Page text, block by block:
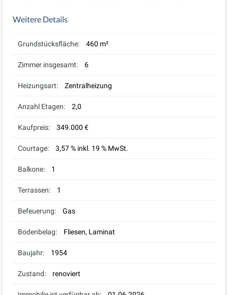
Weitere Details
Grundstücksfläche: 460 m²
Zimmer insgesamt: 6
Heizungsart: Zentralheizung
Anzahl Etagen: 2,0
Kaufpreis: 349.000 €
Courtage: 3,57 % inkl. 19 % MwSt.
Balkone: 1
Terrassen: 1
Befeuerung: Gas
Bodenbelag: Fliesen, Laminat
Baujahr: 1954
Zustand: renoviert